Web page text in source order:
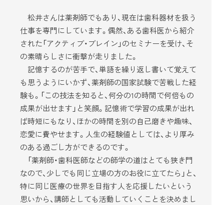
松井さんは薬剤師でもあり、現在は歯科器材を扱う
仕事を専門にしています。偶然、ある歯科医から紹介
された「アクティブ・ブレイン」のセミナーを受け、そ
の素晴らしさに衝撃が走りました。
記憶するのが苦手で、単語を繰り返し書いて覚えて
も思うようにいかず、薬剤師の国家試験で苦戦した経
験も。「この技法を知ると、何分の1の時間で何倍もの
成果が出せます」と笑顔。記憶術で学習の成果が出れ
ば時短にもなり、ほかの時間を別の自己磨きや趣味、
恋愛に費やせます。人生の経験値としては、より厚み
のある過ごし方ができるのです。
「薬剤師・歯科医師などの師学の道はとても狭き門
なので、少しでも同じ立場の方のお役に立てたら」と、
特に同じ医療の世界を目指す人を応援したいという
思いから、講師としても活動していくことを決めまし